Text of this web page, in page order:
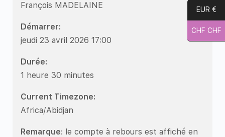
François MADELAINE
Démarrer:
jeudi 23 avril 2026 17:00
Durée:
1 heure 30 minutes
Current Timezone:
Africa/Abidjan
Remarque: le compte à rebours est affiché en
EUR €
CHF CHF